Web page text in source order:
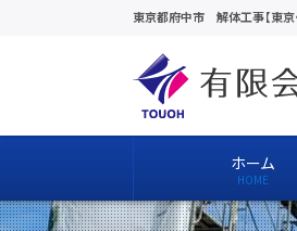
東京都府中市 解体工事【東京
ホーム